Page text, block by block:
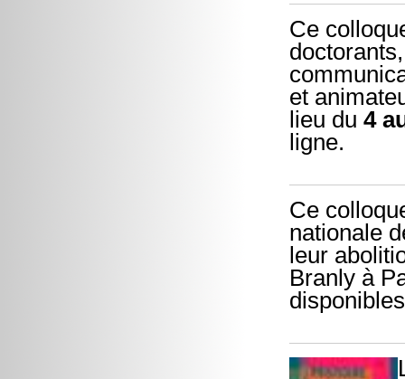
Ce
et
lieu du 4
ligne.
Ce
nationale
leur
Branly à
disponibles